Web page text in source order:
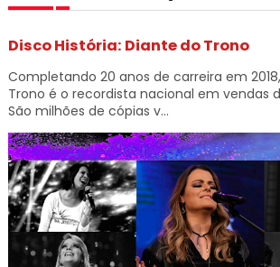
Disco História: Diante do Trono
Completando 20 anos de carreira em
Trono é o recordista nacional em vendas
São milhões de cópias v...